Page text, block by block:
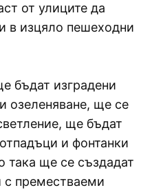
от улиците да
в изцяло пешеходни
бъдат изградени
озеленяване, ще се
ще бъдат
и фонтанки
така ще се създадат
с преместваеми